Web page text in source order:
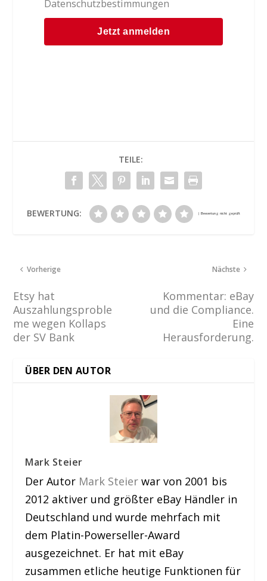
Datenschutzbestimmungen
TEILE:
BEWERTUNG:
Vorherige
Etsy hat
Auszahlungsproble
me wegen Kollaps
der SV Bank
Nächste
Kommentar: eBay
und die Compliance.
Eine
Herausforderung.
ÜBER DEN AUTOR
Mark Steier
Der Autor Mark Steier war von 2001 bis
2012 aktiver und größter eBay Händler in
Deutschland und wurde mehrfach mit
dem Platin-Powerseller-Award
ausgezeichnet. Er hat mit eBay
zusammen etliche heutige Funktionen für